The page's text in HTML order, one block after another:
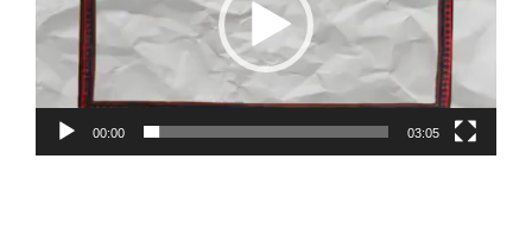
00:00 03:05